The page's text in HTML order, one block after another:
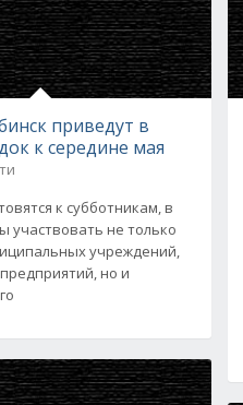
приведут в
к середине мая
к субботникам, в
участвовать не только
учреждений,
но и